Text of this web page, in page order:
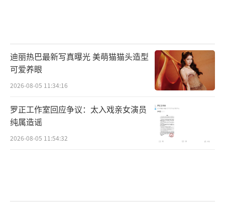
迪丽热巴最新写真曝光 美萌猫猫头造型
可爱养眼
2026-08-05 11:34:16
罗正工作室回应争议：太入戏亲女演员
纯属造谣
2026-08-05 11:54:32